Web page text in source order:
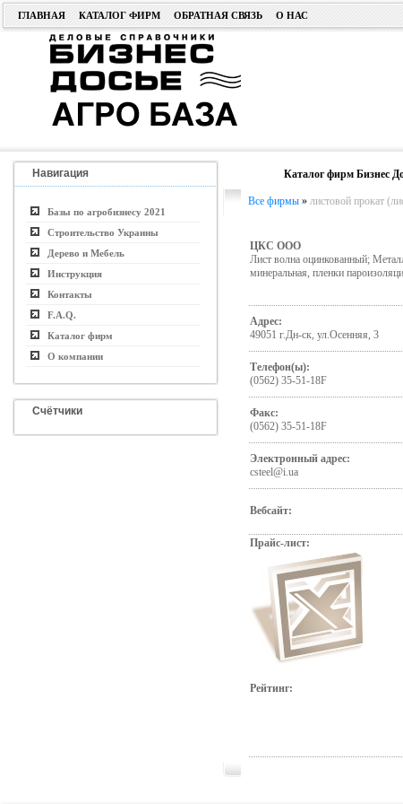
ГЛАВНАЯ КАТАЛОГ ФИРМ ОБРАТНАЯ СВЯЗЬ О НАС
Навигация
Базы по агробизнесу 2021
Строительство Украины
Дерево и Мебель
Инструкция
Контакты
F.A.Q.
Каталог фирм
О компании
Счётчики
Каталог фирм Бизнес
Все фирмы» листовой прокат
ЦКС ООО
Лист волна оцинкованный;
минеральная, пленки
Адрес:
49051 г.Дн-ск, ул.Осенняя, 3
Телефон(ы):
(0562) 35-51-18F
Факс:
(0562) 35-51-18F
Электронный адрес:
csteel@i.ua
Вебсайт:
Прайс-лист:
Рейтинг: